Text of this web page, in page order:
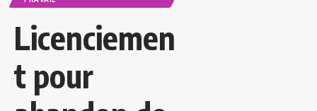
Licenciemen
t pour